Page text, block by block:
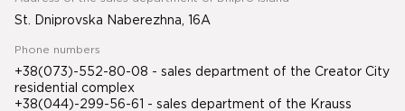
St. Dniprovska Naberezhna, 16A
Phone numbers
+38(073)-552-80-08 - sales department of the Creator City
residential complex
+38(044)-299-56-61 - sales department of the Krauss